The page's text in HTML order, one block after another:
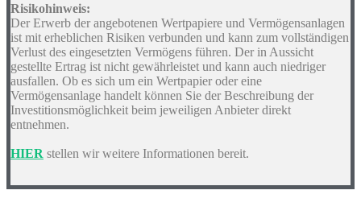
Risikohinweis:
Der Erwerb der angebotenen Wertpapiere und Vermögensanlagen
ist mit erheblichen Risiken verbunden und kann zum vollständigen
Verlust des eingesetzten Vermögens führen. Der in Aussicht
gestellte Ertrag ist nicht gewährleistet und kann auch niedriger
ausfallen. Ob es sich um ein Wertpapier oder eine
Vermögensanlage handelt können Sie der Beschreibung der
Investitionsmöglichkeit beim jeweiligen Anbieter direkt
entnehmen.
HIER stellen wir weitere Informationen bereit.